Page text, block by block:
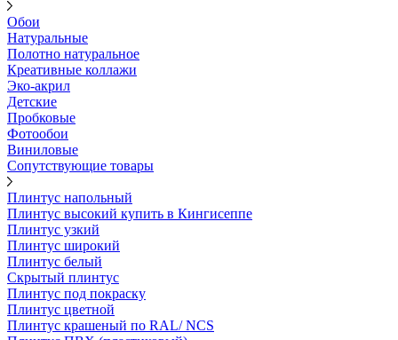
Обои
Натуральные
Полотно натуральное
Креативные коллажи
Эко-акрил
Детские
Пробковые
Фотообои
Виниловые
Сопутствующие товары
Плинтус напольный
Плинтус высокий купить в Кингисеппе
Плинтус узкий
Плинтус широкий
Плинтус белый
Скрытый плинтус
Плинтус под покраску
Плинтус цветной
Плинтус крашеный по RAL/ NCS